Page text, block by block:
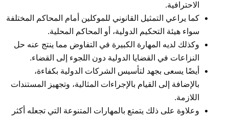
الاحترافية.
كما يراعي التمثيل القانوني للموكلين أمام المحاكم المختلفة
سواء هيئة التحكيم الدولية، أو المحاكم المحلية.
وكذلك لديه المهارة الكبيرة في التفاوض مما ينتج عنه حل
النزاعات في القضايا الدولية دون اللجوء إلى القضاء.
أيضًا يسعى بجهد لتأسيس الشركات الدولية بكفاءة،
بالإضافة إلى القيام بالإجراءات المثالية، وتجهيز المستندات
اللازمة.
وعلاوة على ذلك يتمتع بالمهارات المتنوعة التي تجعله أكثر